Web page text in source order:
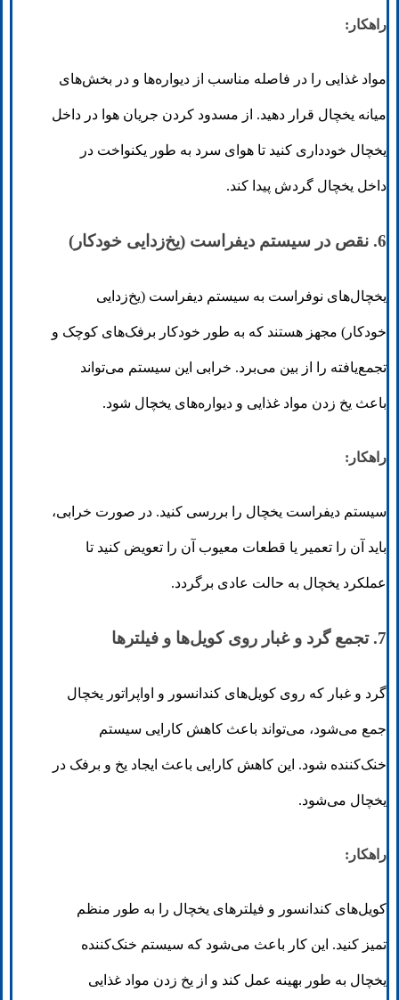
راهکار:
مواد غذایی را در فاصله مناسب از دیواره‌ها و در بخش‌های
میانه یخچال قرار دهید. از مسدود کردن جریان هوا در داخل
یخچال خودداری کنید تا هوای سرد به طور یکنواخت در
داخل یخچال گردش پیدا کند.
6. نقص در سیستم دیفراست (یخ‌زدایی خودکار)
یخچال‌های نوفراست به سیستم دیفراست (یخ‌زدایی
خودکار) مجهز هستند که به طور خودکار برفک‌های کوچک و
تجمع‌یافته را از بین می‌برد. خرابی این سیستم می‌تواند
باعث یخ زدن مواد غذایی و دیواره‌های یخچال شود.
راهکار:
سیستم دیفراست یخچال را بررسی کنید. در صورت خرابی،
باید آن را تعمیر یا قطعات معیوب آن را تعویض کنید تا
عملکرد یخچال به حالت عادی برگردد.
7. تجمع گرد و غبار روی کویل‌ها و فیلترها
گرد و غبار که روی کویل‌های کندانسور و اواپراتور یخچال
جمع می‌شود، می‌تواند باعث کاهش کارایی سیستم
خنک‌کننده شود. این کاهش کارایی باعث ایجاد یخ و برفک در
یخچال می‌شود.
راهکار:
کویل‌های کندانسور و فیلترهای یخچال را به طور منظم
تمیز کنید. این کار باعث می‌شود که سیستم خنک‌کننده
یخچال به طور بهینه عمل کند و از یخ زدن مواد غذایی